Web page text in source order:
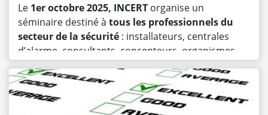
Le 1er octobre 2025, INCERT organise un
séminaire destiné à tous les professionnels du
secteur de la sécurité : installateurs, centrales
d’alarme, consultants, concepteurs, organismes de
électronique.